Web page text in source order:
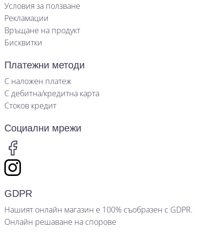
Условия за ползване
Рекламации
Връщане на продукт
Бисквитки
Платежни методи
С наложен платеж
С дебитна/кредитна карта
Стоков кредит
Социални мрежи
GDPR
Нашият онлайн магазин е 100% съобразен с GDPR.
Онлайн решаване на спорове